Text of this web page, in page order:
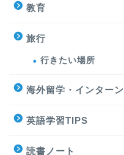
教育
旅行
行きたい場所
海外留学・インターン
英語学習TIPS
読書ノート